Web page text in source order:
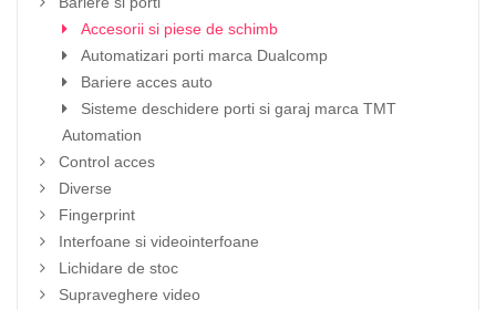
Accesorii si piese de schimb
Automatizari porti marca Dualcomp
Bariere acces auto
Sisteme deschidere porti si garaj marca TMT
Automation
Control acces
Diverse
Fingerprint
Interfoane si videointerfoane
Lichidare de stoc
Supraveghere video